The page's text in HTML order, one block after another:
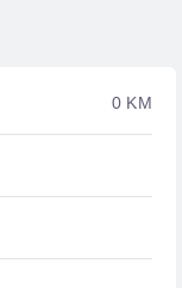
0 KM